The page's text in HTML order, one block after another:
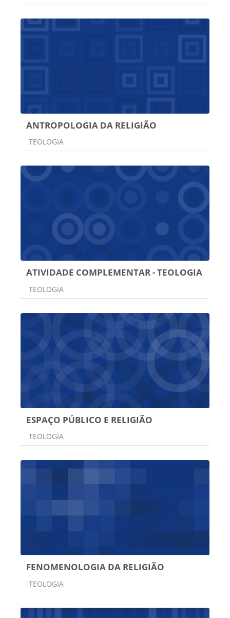
ANTROPOLOGIA DA RELIGIÃO
Categoria do curso
TEOLOGIA
ATIVIDADE COMPLEMENTAR - TEOLOGIA
Categoria do curso
TEOLOGIA
ESPAÇO PÚBLICO E RELIGIÃO
Categoria do curso
TEOLOGIA
FENOMENOLOGIA DA RELIGIÃO
Categoria do curso
TEOLOGIA